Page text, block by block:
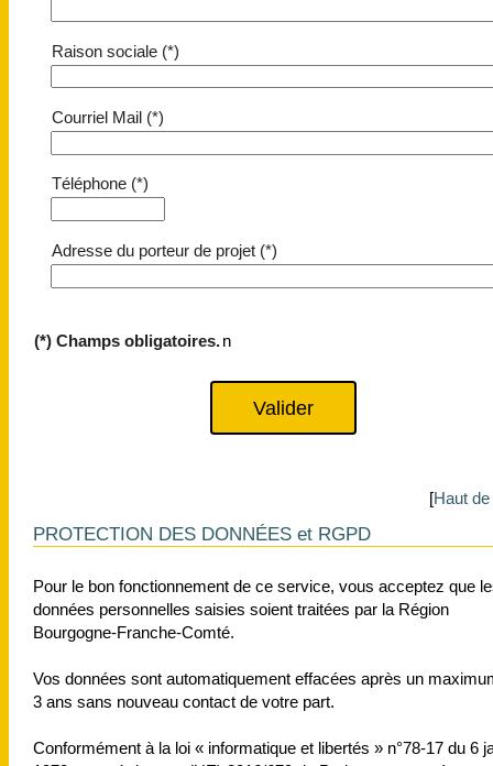
Raison sociale (*)
Courriel Mail (*)
Téléphone (*)
Adresse du porteur de projet (*)
(*) Champs obligatoires.n
[Haut
PROTECTION DES DONNÉES et RGPD
Pour le bon fonctionnement de ce service, vous acceptez que
données personnelles saisies soient traitées par la Région
Bourgogne-Franche-Comté.
Vos données sont automatiquement effacées après un
3 ans sans nouveau contact de votre part.
Conformément à la loi « informatique et libertés » n°78-17 du 6